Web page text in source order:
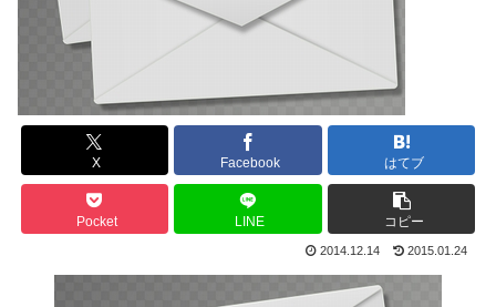
X Facebook はてブ
Pocket LINE コピー
2014.12.14 2015.01.24